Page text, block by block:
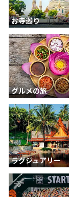
お寺巡り
グルメの旅
ラグジュアリー